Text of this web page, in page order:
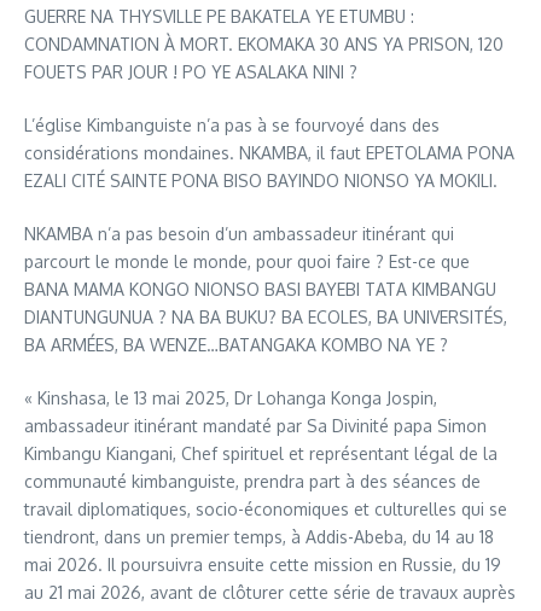
GUERRE NA THYSVILLE PE BAKATELA YE ETUMBU :
CONDAMNATION À MORT. EKOMAKA 30 ANS YA PRISON, 120
FOUETS PAR JOUR ! PO YE ASALAKA NINI ?
L’église Kimbanguiste n’a pas à se fourvoyé dans des
considérations mondaines. NKAMBA, il faut EPETOLAMA PONA
EZALI CITÉ SAINTE PONA BISO BAYINDO NIONSO YA MOKILI.
NKAMBA n’a pas besoin d’un ambassadeur itinérant qui
parcourt le monde le monde, pour quoi faire ? Est-ce que
BANA MAMA KONGO NIONSO BASI BAYEBI TATA KIMBANGU
DIANTUNGUNUA ? NA BA BUKU? BA ECOLES, BA UNIVERSITÉS,
BA ARMÉES, BA WENZE…BATANGAKA KOMBO NA YE ?
« Kinshasa, le 13 mai 2025, Dr Lohanga Konga Jospin,
ambassadeur itinérant mandaté par Sa Divinité papa Simon
Kimbangu Kiangani, Chef spirituel et représentant légal de la
communauté kimbanguiste, prendra part à des séances de
travail diplomatiques, socio-économiques et culturelles qui se
tiendront, dans un premier temps, à Addis-Abeba, du 14 au 18
mai 2026. Il poursuivra ensuite cette mission en Russie, du 19
au 21 mai 2026, avant de clôturer cette série de travaux auprès